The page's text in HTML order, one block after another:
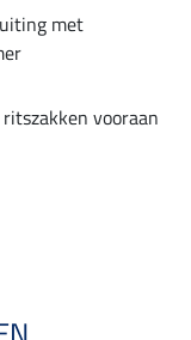
met
vooraan